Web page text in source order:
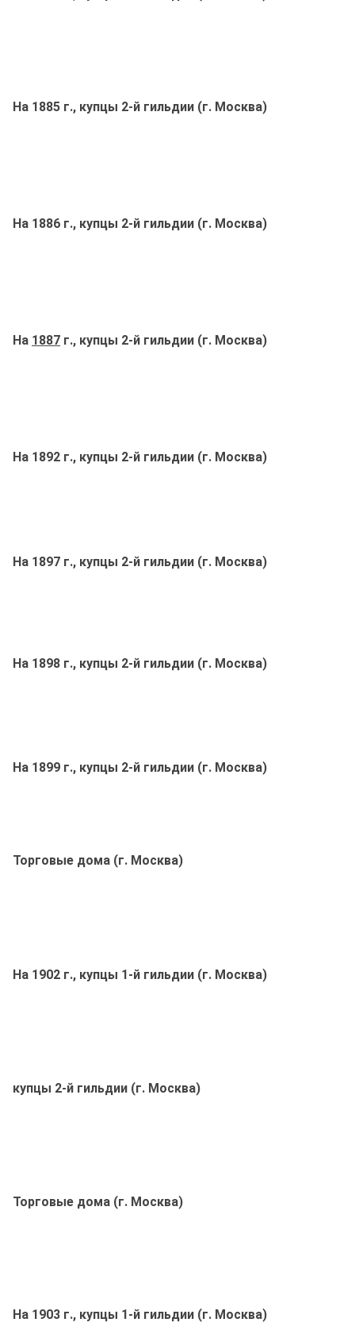
На 1885 г., купцы 2-й гильдии (г. Москва)
На 1886 г., купцы 2-й гильдии (г. Москва)
На 1887 г., купцы 2-й гильдии (г. Москва)
На 1892 г., купцы 2-й гильдии (г. Москва)
На 1897 г., купцы 2-й гильдии (г. Москва)
На 1898 г., купцы 2-й гильдии (г. Москва)
На 1899 г., купцы 2-й гильдии (г. Москва)
Торговые дома (г. Москва)
На 1902 г., купцы 1-й гильдии (г. Москва)
купцы 2-й гильдии (г. Москва)
Торговые дома (г. Москва)
На 1903 г., купцы 1-й гильдии (г. Москва)